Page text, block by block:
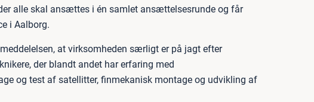
alle skal ansættes i én samlet ansættelsesrunde og får
i Aalborg.
at virksomheden særligt er på jagt efter
der blandt andet har erfaring med
og test af satellitter, finmekanisk montage og udvikling af